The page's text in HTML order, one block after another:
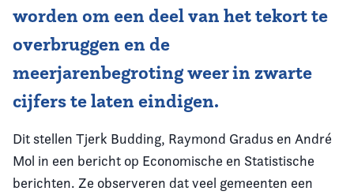
worden om een deel van het tekort te
overbruggen en de
meerjarenbegroting weer in zwarte
cijfers te laten eindigen.
Dit stellen Tjerk Budding, Raymond Gradus en André
Mol in een bericht op Economische en Statistische
berichten. Ze observeren dat veel gemeenten een